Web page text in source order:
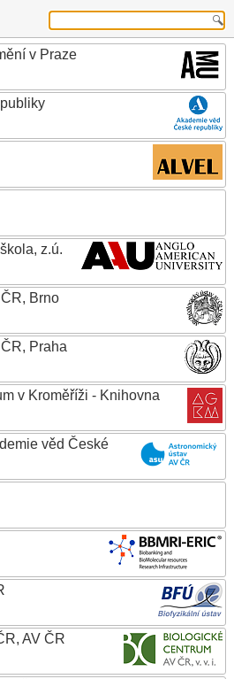
v Praze
z.ú.
Brno
Praha
v Kroměříži - Knihovna
věd České
AV ČR